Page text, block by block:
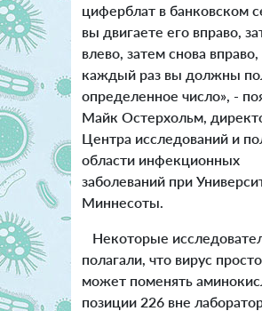
циферблат в банковском
вы двигаете его вправо,
влево, затем снова вправо,
каждый раз вы должны
определенное число», -
Майк Остерхольм,
Центра исследований и
области инфекционных
заболеваний при
Миннесоты.
Некоторые
полагали, что вирус
может поменять
позиции 226 вне